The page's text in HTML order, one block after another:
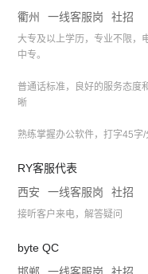
衢州
一线客服岗 社招
大专及以上学历，专业不限，
中专。
普通话标准，良好的服务态度
晰
熟练掌握办公软件，打字45字
RY客服代表
西安
一线客服岗 社招
接听客户来电，解答疑问
byte QC